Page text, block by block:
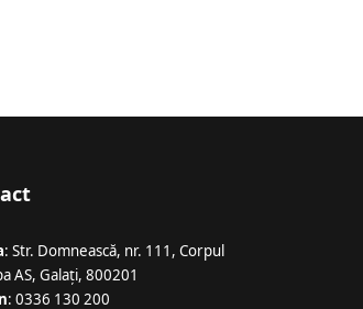
: Str. Domnească, nr. 111, Corpul
AS, Galaţi, 800201
: 0336 130 200